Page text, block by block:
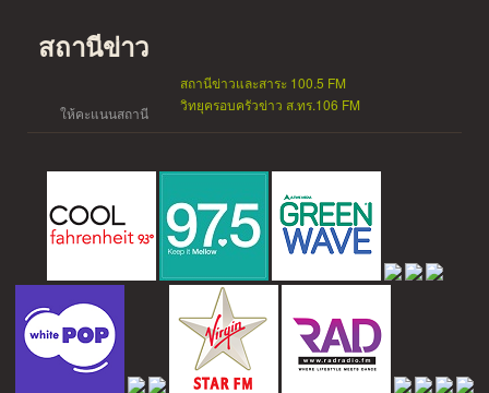
สถานีข่าว
ให้คะแนนสถานี
สถานีข่าวและสาระ 100.5 FM
วิทยุครอบครัวข่าว ส.ทร.106 FM